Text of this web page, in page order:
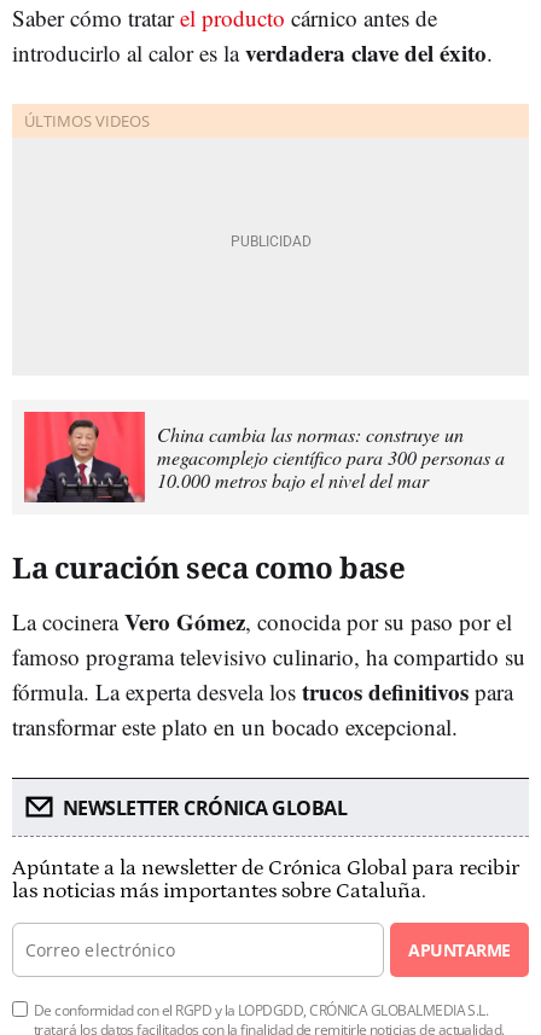
Saber cómo tratarel producto cárnico antes de
introducirlo al calor es laverdadera clave del éxito.
China cambia las normas: construye un
megacomplejo científico para 300 personas a
10.000 metros bajo el nivel del mar
La curación seca como base
La cocineraVero Gómez, conocida por su paso por el
famoso programa televisivo culinario, ha compartido su
fórmula. La experta desvela los trucos definitivos para
transformar este plato en un bocado excepcional.
NEWSLETTER CRÓNICA GLOBAL
Apúntate a la newsletter de Crónica Global para recibir
las noticias más importantes sobre Cataluña.
APUNTARME
De conformidad con el RGPD y la LOPDGDD, CRÓNICA GLOBALMEDIA S.L.
tratará los datos facilitados con la finalidad de remitirle noticias de actualidad.